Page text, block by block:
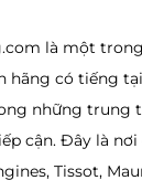
là một
hãng có tiếng
những trung
cận. Đây là
Tissot,